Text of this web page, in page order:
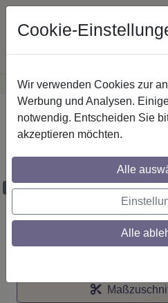
Günstige Versandkosten
Startseite
Stilg. 20 mm 2-lfg.
Edelstahl/Buche
Maßzuschnitt möglich
Cookie-
Wir verwenden Cookies zur
Werbung und Analysen.
notwendig. Entscheiden Sie
akzeptieren möchten.
Alle
Alle